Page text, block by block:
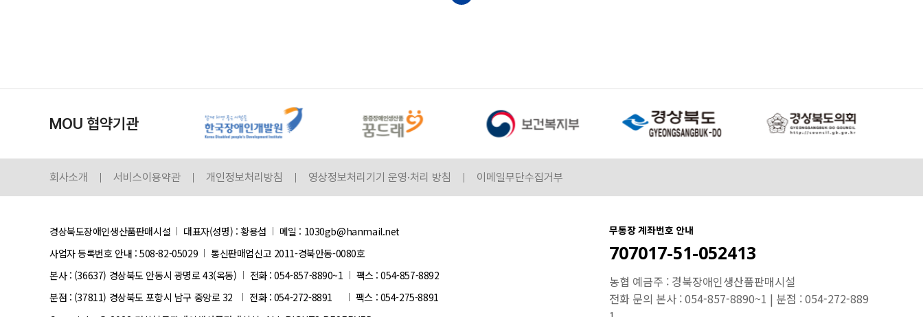
MOU 협약기관
회사소개 서비스이용약관 개인정보처리방침 영상정보처리기기 운영·처리 방침 이메일무단수집거부
경상북도장애인생산품판매시설 대표자(성명) : 황용섭
메일 : 1030gb@hanmail.net
사업자 등록번호 안내 :508-82-05029
통신판매업신고 2011-경북안동-0080호
본사 : (36637) 경상북도 안동시 광명로 43(옥동)
전화 : 054-857-8890~1
팩스 : 054-857-8892
분점 : (37811) 경상북도 포항시 남구 중앙로 32
전화 : 054-272-8891
팩스 : 054-275-8891
무통장 계좌번호 안내
707017-51-052413
농협 예금주 : 경북장애인생산품판매시설
전화 문의 본사 : 054-857-8890~1 | 분점 : 054-272-889